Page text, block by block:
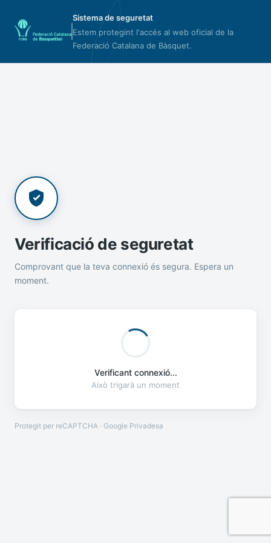
Sistema de seguretat
Estem protegint l'accés al web oficial de la
Federació Catalana de Bàsquet.
Verificació de seguretat
Comprovant que la teva connexió és segura. Espera un
moment.
Verificant connexió...
Això trigarà un moment
Protegit per reCAPTCHA · Google Privadesa